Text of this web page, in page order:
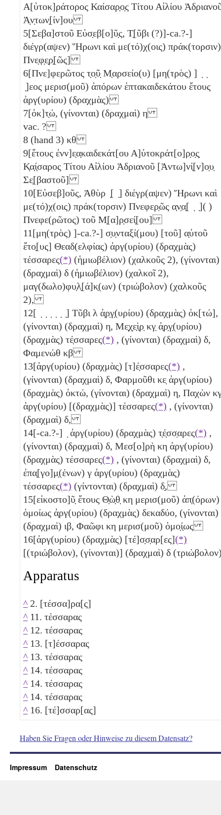
Α[ὐτοκ]ράτορος Καίσαρ̣ο̣ς Τίτου Αἰλίου
Ἀ̣ν̣των̣[ίν]ου
5[Σεβα]στοῦ Εὐσ̣εβ[ο]ῦ̣ς, Τ̣[ῦβι (?)]-ca.?-]
διέγρ(αψεν) Ἥρωνι καὶ με(τό)χ(οις) πράκ(τορσιν)
Πνε̣φ̣ε̣ρ̣[ῶς]
6[Πνε]φερῶτος τ̣ο̣ῦ̣ Μ̣αρσείο(υ) [μη(τρὸς) ] ̣ ̣
̣]εος μερισ(μοῦ) ἀπόρων ἑπτακαιδεκάτου ἔτους
ἀργ(υρίου) (δραχμὰς)
7[ὀκ]τ̣ώ, (γίνονται) (δραχμαὶ) η
vac. ?
8 (hand 3) κθ
9[ἔτους ἐνν]ε̣α̣καιδεκάτ[ου Α]ὐτοκράτ[ο]ρ̣ο̣ς̣
Κ̣α̣ί̣σαρος Τίτου Αἰλίου Ἁδριανοῦ [Ἀντω]νί̣[ν]ο̣υ̣
Σε̣[βαστοῦ]
10[Εὐσεβ]οῦς, Ἁθὺρ ̣[ ̣] διέγρ(αψεν) Ἥρωνι καὶ
με(τό)χ(οις) πράκ(τορσιν) Πνεφερ̣ῶς α̣ν̣α̣[ ̣ ̣]( )
Πνεφε(ρῶτος) τοῦ Μ̣[α]ρ̣σεί̣[ου]
11[μη(τρὸς) ]-ca.?-] σ̣υ̣νταξί(μου) [τοῦ] α̣ὐτοῦ
ἔτο̣[υς] Θεαδ(ελφίας) ἀργ(υρίου) (δραχμὰς)
τέσσαρες(*) (ἡμιωβέλιον) (χαλκοῦς 2), (γίνονται)
(δραχμαὶ) δ (ἡμιωβέλιον) (χαλκοῖ 2),
μαγ(δωλο)φυ̣λ̣[ά]κ̣(ων) (τριώβολον) (χαλκοῦς
2),
12[ ̣ ̣ ̣ ̣ ̣ ̣] Τῦβι λ ἀ̣ρ̣γ̣(υρίου) (δραχμὰς) ὀκ[τώ],
(γίνονται) (δραχμαὶ) η, Με̣χ̣ε̣ὶ̣ρ̣ κγ̣ ἀ̣ρ̣γ̣(υρίου)
(δραχμὰς) τέ̣σσαρες(*) , (γίνονται) (δραχμαὶ) δ,
Φαμενώθ κβ
13[ἀργ(υρίου) (δραχμὰς) [τ]έ̣σσαρες(*) ,
(γίνονται) (δραχμαὶ) δ, Φαρμοῦθι κε̣ ἀργ(υρίου)
(δραχμὰς) ὀκτώ, (γίνονται) (δραχμαὶ) η, Παχὼν
ἀργ(υρίου) [(δραχμὰς)] τέσσαρες(*) , (γίνονται)
(δραχμαὶ) δ,
14[-ca.?-] ̣ ἀργ(υρίου) (δραχμὰς) τ̣έ̣σσ̣αρες(*) ,
(γίνονται) (δραχμαὶ) δ, Μεσ[ο]ρὴ κη ἀργ(υρίου)
(δραχμὰς) τέσσαρες(*) , (γίνονται) (δραχμαὶ) δ,
ἐπα̣[γο]μ̣(ένων) γ ἀργ(υρίου) (δραχμὰς)
τέσσαρες(*) (γίντονται) (δραχμαὶ) δ̣,
15[εἰκοστο]ῦ̣ ἔτους Θ̣ὼ̣θ̣ κη μερισ(μοῦ) ἀπ̣(όρων)
ὁμοίως ἀ̣ργ(υρίου) (δραχμὰς) δεκαδύο, (γίνονται)
(δραχμαὶ) ιβ, Φαῶφι κη μερισ(μοῦ) ὁμο̣ί̣ως
16[ἀργ(υρίου) (δραχμὰς) [τέ]σ̣σ̣αρ[ες](*)
[(τριώβολον), (γίνονται)] (δραχμαὶ) δ
Apparatus
^ 2. [τέσσα]ρα[ς]
^ 11. τέσσαρας
^ 12. τέσσαρας
^ 13. [τ]έσσαρας
^ 13. τέσσαρας
^ 14. τέσσαρας
^ 14. τέσσαρας
^ 14. τέσσαρας
^ 16. [τέ]σσαρ[ας]
Haben Sie Fragen oder Hinweise zu diesem Datensatz?
Impressum Datenschutz